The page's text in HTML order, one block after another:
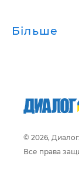
Більше
© 2026,
Все права